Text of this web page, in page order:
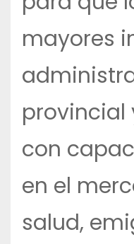
mayores
provincial
con
en el
salud,